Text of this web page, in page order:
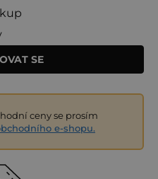
SE
ceny se prosím
e-shopu.